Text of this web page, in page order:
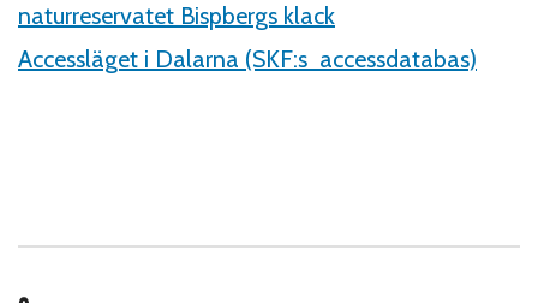
naturreservatet Bispbergs klack
Accessläget i Dalarna (SKF:s accessdatabas)